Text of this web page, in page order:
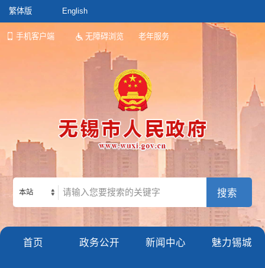
繁体版 English
手机客户端 无障碍浏览 老年服务
本站
首页 政务公开 新闻中心 魅力锡城